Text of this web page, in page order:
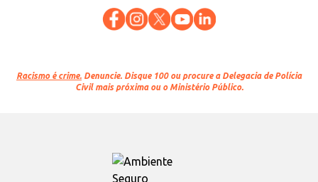
Racismo é crime. Denuncie. Disque 100 ou procure a Delegacia de Polícia
Civil mais próxima ou o Ministério Público.